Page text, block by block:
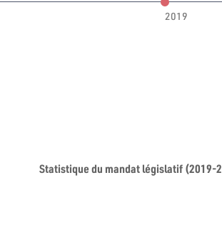
2019
Statistique du mandat législatif (2019-